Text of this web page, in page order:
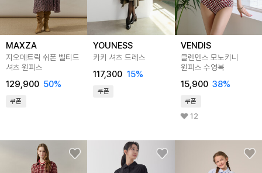
MAXZA
지오메트릭 쉬폰 벨티드
셔츠 원피스
129,900 50%
쿠폰
YOUNESS
카키 셔츠 드레스
117,300 15%
쿠폰
VENDIS
클렌멘스 모노키니
원피스 수영복
15,900 38%
쿠폰
12